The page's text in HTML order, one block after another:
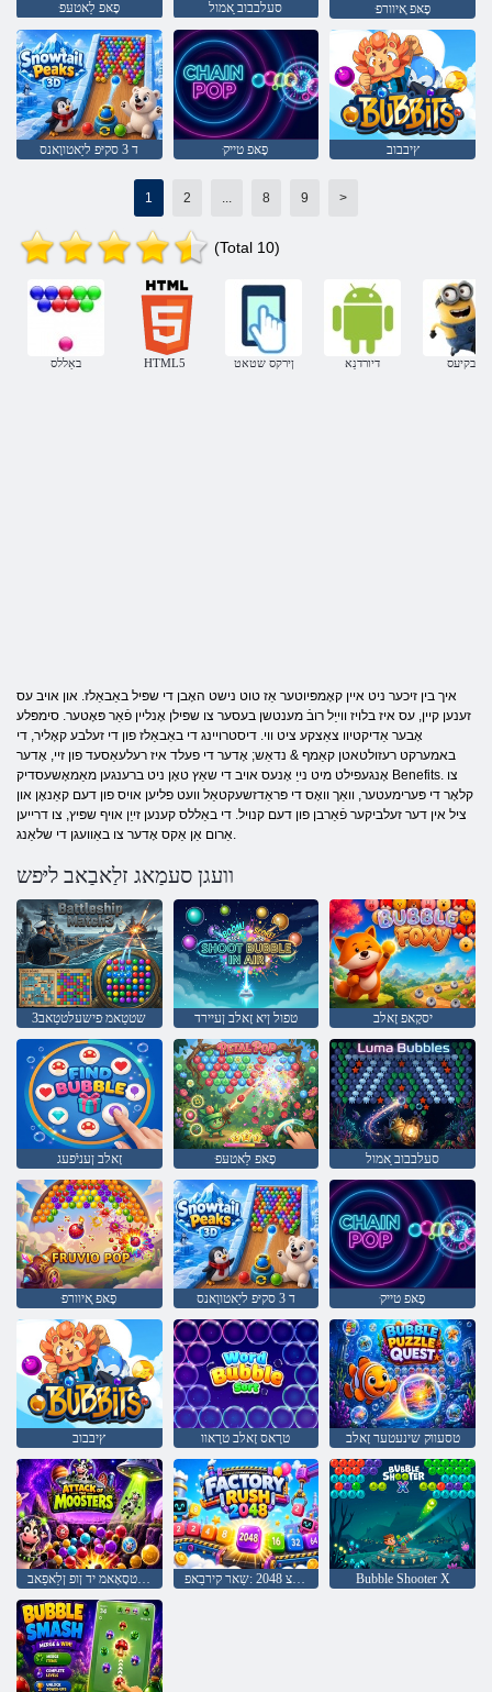
ּפָאּפ לַאטעּפ סעלבבוב ַאמול ּפָאּפ ָאיוורפ
ד 3 סקיּפ ליַאטווָאנס ּפָאּפ טייק ץיבבוב
1 2 8 9 >
(Total 10)
באַללס HTML5 ןירקס שטאט דיורדנַא בקיעס
איך בין זיכער ניט איין קאָמפּיוטער אַז טוט נישט האָבן די שפּיל באַבאַלז. און אויב עס
זענען קיין, עס איז בלויז ווייַל רובֿ מענטשן בעסער צו שפּילן אָנליין פֿאַר פּאָטער. סימפּלע
אָבער אַדיקטיוו צאַצקע ציט ווי. דיסטרויינג די באַבאַלז פון די זעלבע קאָליר, די
באמערקט רעזולטאטן קאַמף & נדאַש; אָדער די פעלד איז רעלעאַסעד פון זיי, אָדער
אָנגעפילט מיט נייַ אָנעס אויב די שאַץ טאָן ניט ברענגען מאַמאָשעסדיק Benefits. צו
קלאָר די פּערימעטער, וואַך וואָס די פּראַדזשעקטאַל וועט פליען אויס פון דעם קאַנאָן און
ציל אין דער זעלביקער פֿאַרבן פון דעם קנויל. די באַללס קענען זייַן אויף שפּיץ, צו דרייען
וועגן סעמַאג זלַאבַאב ליּפש
3שטטַאמ ּפישעלטטַאב טפול ןיא זָאלב ןעיירד יסקָאפ זָאלב
זָאלב ןעניֿפעג ּפָאּפ לַאטעּפ סעלבבוב ַאמול
ּפָאּפ ָאיוורפ ד 3 סקיּפ ליַאטווָאנס ּפָאּפ טייק
ץיבבוב טרָאס זָאלב טרָאוו טסעווק שינעטער זָאלב
סרעטסָאָאמ יד ןופ ןלַאפַאב ןסיגפיונוצ 2048 :שַאר קירבַאפ Bubble Shooter X